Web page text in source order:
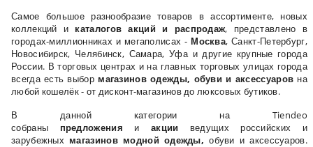
Самое большое разнообразие товаров в ассортименте, новых
коллекций и каталогов акций и распродаж, представлено в
городах-миллионниках и мегаполисах -Москва, Санкт-Петербург,
Новосибирск, Челябинск, Самара, Уфа и другие крупные города
России. В торговых центрах и на главных торговых улицах города
всегда есть выбор магазинов одежды, обуви и аксессуаров на
любой кошелёк - от дисконт-магазинов до люксовых бутиков.
В данной категории на Tiendeo
собраны предложения и акции ведущих российских и
зарубежных магазинов модной одежды, обуви и аксессуаров.